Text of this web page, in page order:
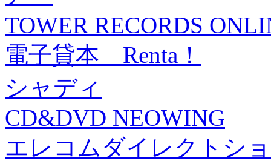
TOWER RECORDS
電子貸本 Renta！
シャディ
CD&DVD NEOWING
エレコムダイレクトシ